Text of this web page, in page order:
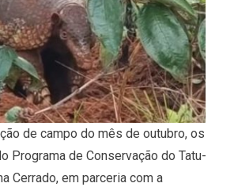
de campo do mês de outubro, os
Programa de Conservação do Tatu-
Cerrado, em parceria com a